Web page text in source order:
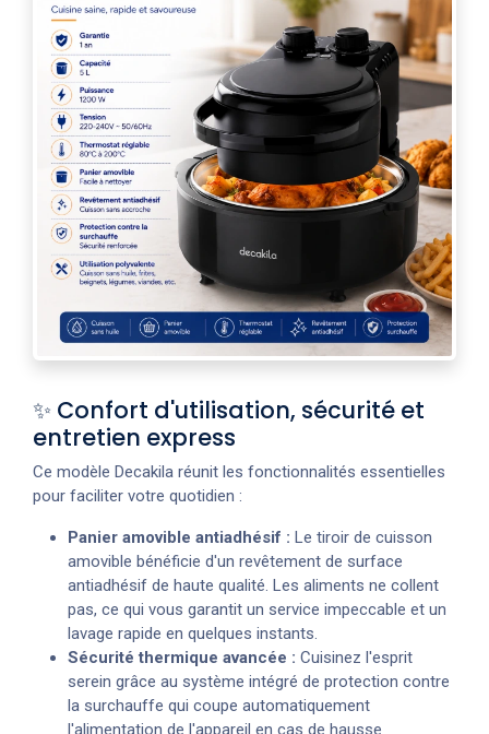
✨ Confort d'utilisation, sécurité et
entretien express
Ce modèle Decakila réunit les fonctionnalités essentielles
pour faciliter votre quotidien :
Panier amovible antiadhésif : Le tiroir de cuisson
amovible bénéficie d'un revêtement de surface
antiadhésif de haute qualité. Les aliments ne collent
pas, ce qui vous garantit un service impeccable et un
lavage rapide en quelques instants.
Sécurité thermique avancée : Cuisinez l'esprit
serein grâce au système intégré de protection contre
la surchauffe qui coupe automatiquement
l'alimentation de l'appareil en cas de hausse